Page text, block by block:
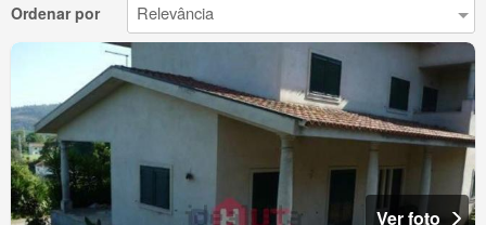
Ordenar por
Ver foto